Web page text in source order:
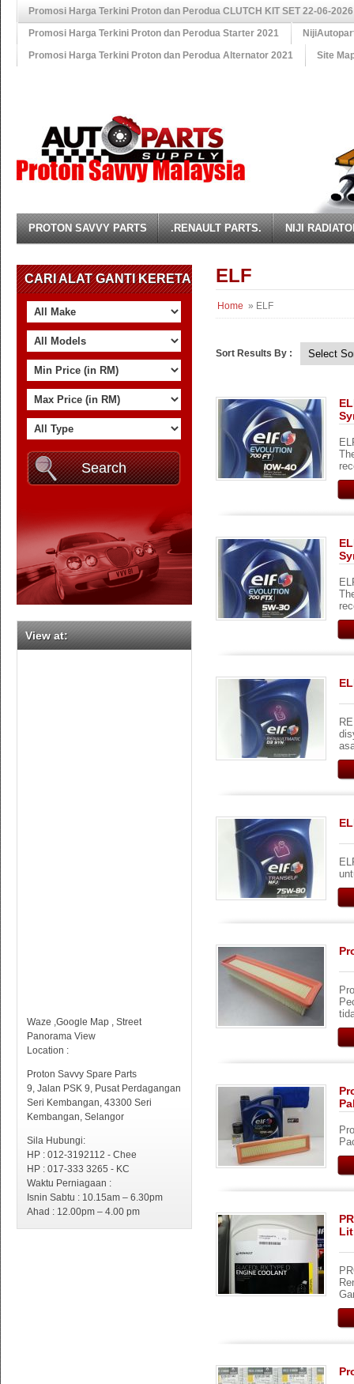
Promosi Harga Terkini Proton dan Perodua CLUTCH KIT SET 22-06-2026
Promosi Harga Terkini Proton dan Perodua Starter 2021
Promosi Harga Terkini Proton dan Perodua Alternator 2021
Site
PROTON SAVVY PARTS .RENAULT PARTS. NIJI
CARI ALAT GANTI KERETA
View at:
Waze ,Google Map , Street
Panorama View
Location :
Proton Savvy Spare Parts
9, Jalan PSK 9, Pusat Perdagangan
Seri Kembangan, 43300 Seri
Kembangan, Selangor
Sila Hubungi:
HP : 012-3192112 - Chee
HP : 017-333 3265 - KC
Waktu Perniagaan :
Isnin Sabtu : 10.15am – 6.30pm
Ahad : 12.00pm – 4.00 pm
ELF
Home » ELF
Sort Results By :